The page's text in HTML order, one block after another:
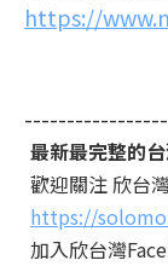
https://
最新最完整的
歡迎關注 欣台
https://
加入欣台灣